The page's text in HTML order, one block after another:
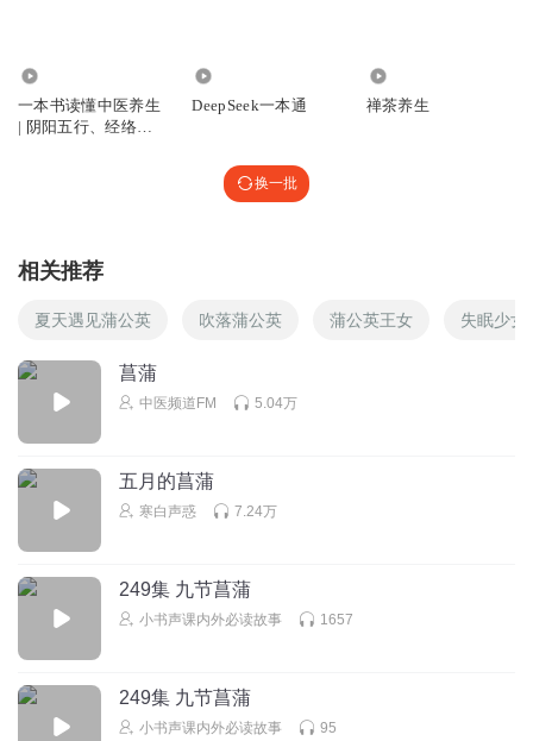
一本书读懂中医养生
| 阴阳五行、经络养
DeepSeek一本通 禅茶养生
换一批
相关推荐
夏天遇见蒲公英 吹落蒲公英 蒲公英王女 失眠少女
菖蒲
中医频道FM 5.04万
五月的菖蒲
寒白声惑 7.24万
249集 九节菖蒲
小书声课内外必读故事 1657
249集 九节菖蒲
小书声课内外必读故事 95